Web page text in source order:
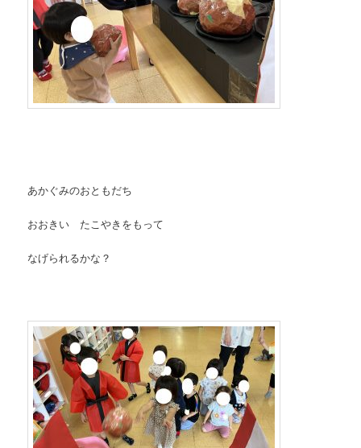
あかぐみのおともだち
おおきい たこやきをもって
なげられるかな？